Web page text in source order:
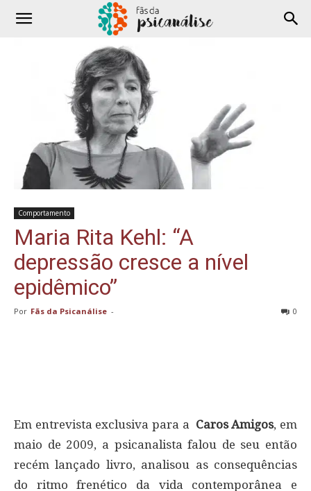
Comportamento
Maria Rita Kehl: “A
depressão cresce a nível
epidêmico”
Por Fãs da Psicanálise - 0
Em entrevista exclusiva para a Caros Amigos, em
maio de 2009, a psicanalista falou de seu então
recém lançado livro, analisou as consequências
do ritmo frenético da vida contemporânea e